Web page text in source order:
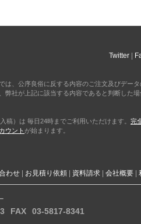
Twitter
は、公序良俗に反する内容のご注文及びデー
弊社が上記に該当する内容であると判断した
稿）は 毎日24時までご利用いただけます。 完
ウント が始まります。
わせ お見積り依頼 資料請求 会社概要
FAX 03-5817-8341